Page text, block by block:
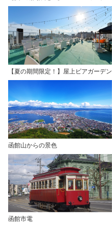
【夏の期間限定！】屋上ビアガーデン
函館山からの景色
函館市電